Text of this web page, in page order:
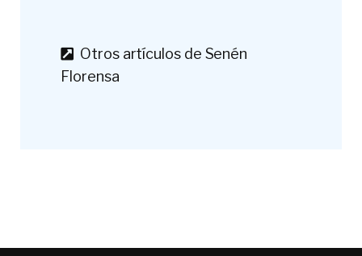
Otros artículos de Senén
Florensa